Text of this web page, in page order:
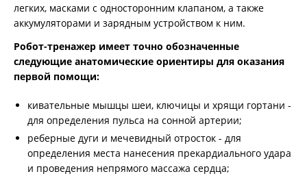
легких, масками с односторонним клапаном, а также
аккумуляторами и зарядным устройством к ним.
Робот-тренажер имеет точно обозначенные
следующие анатомические ориентиры для оказания
первой помощи:
кивательные мышцы шеи, ключицы и хрящи гортани -
для определения пульса на сонной артерии;
реберные дуги и мечевидный отросток - для
определения места нанесения прекардиального удара
и проведения непрямого массажа сердца;